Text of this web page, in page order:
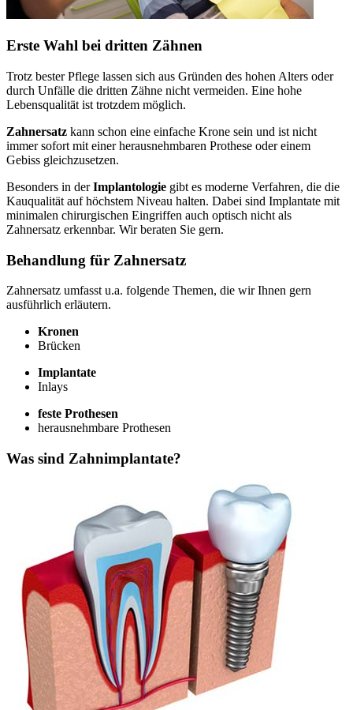
Erste Wahl bei dritten Zähnen
Trotz bester Pflege lassen sich aus Gründen des hohen Alters oder
durch Unfälle die dritten Zähne nicht vermeiden. Eine hohe
Lebensqualität ist trotzdem möglich.
Zahnersatz kann schon eine einfache Krone sein und ist nicht
immer sofort mit einer herausnehmbaren Prothese oder einem
Gebiss gleichzusetzen.
Besonders in derImplantologie gibt es moderne Verfahren, die die
Kauqualität auf höchstem Niveau halten. Dabei sind Implantate mit
minimalen chirurgischen Eingriffen auch optisch nicht als
Zahnersatz erkennbar. Wir beraten Sie gern.
Behandlung für Zahnersatz
Zahnersatz umfasst u.a. folgende Themen, die wir Ihnen gern
ausführlich erläutern.
Kronen
Brücken
Implantate
Inlays
feste Prothesen
herausnehmbare Prothesen
Was sind Zahnimplantate?